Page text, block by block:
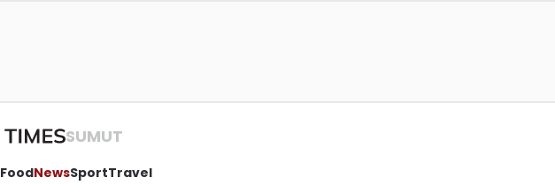
SUMUT
FoodNewsSportTravel